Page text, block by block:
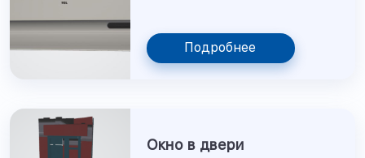
Подробнее
Окно в двери